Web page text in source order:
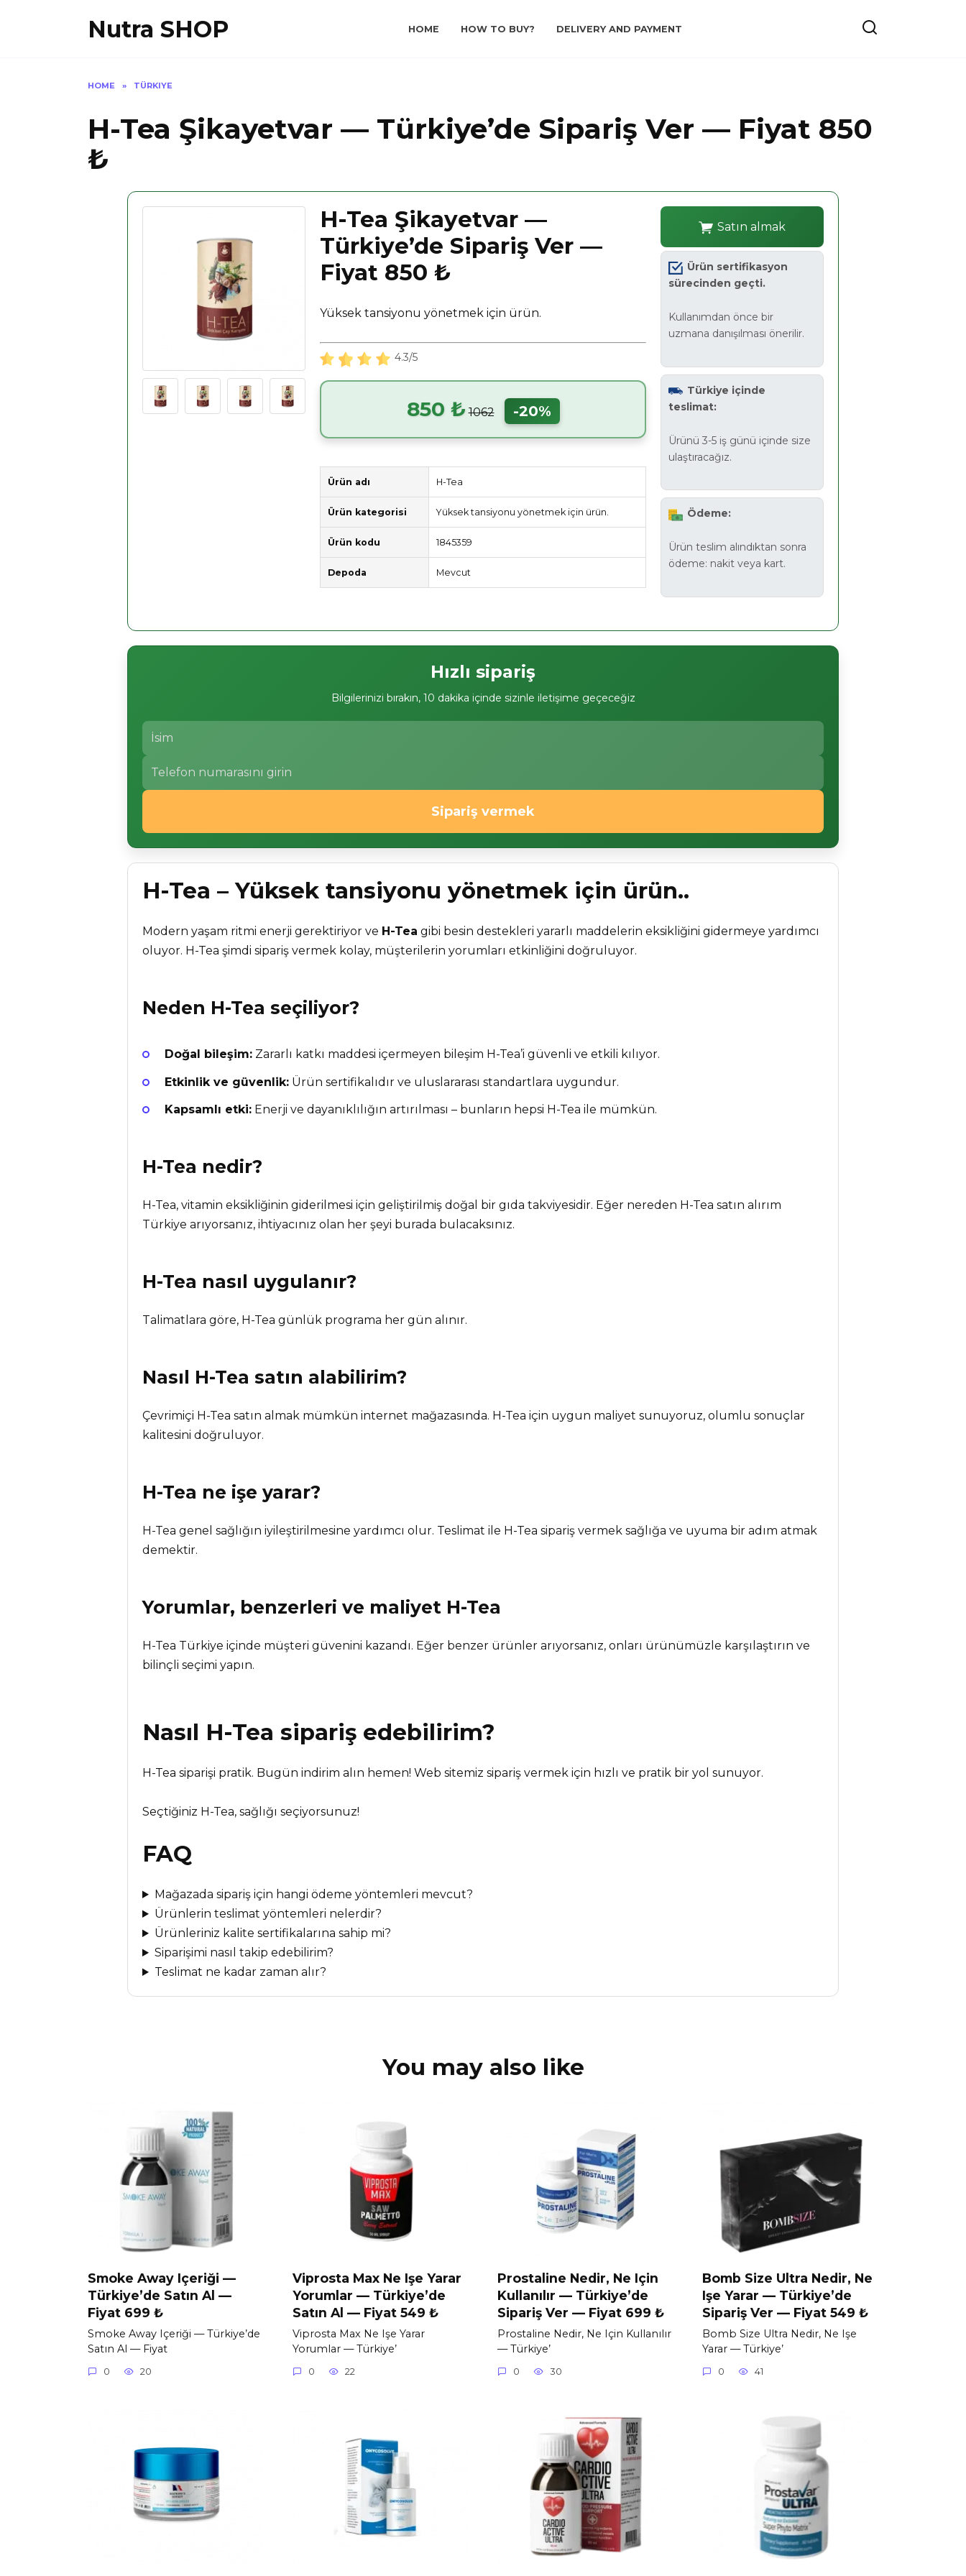
Nutra SHOP HOME HOW TO BUY? DELIVERY AND PAYMENT
HOME » TÜRKIYE
H-Tea Şikayetvar — Türkiye’de Sipariş Ver — Fiyat 850
₺
H-Tea Şikayetvar —
Türkiye’de Sipariş Ver —
Fiyat 850 ₺
Yüksek tansiyonu yönetmek için ürün.
4.3/5
850 ₺ 1062 -20%
Ürün adı H-Tea
Ürün kategorisi Yüksek tansiyonu yönetmek için ürün.
Ürün kodu 1845359
Depoda Mevcut
Satın almak
Ürün sertifikasyon
sürecinden geçti.
Kullanımdan önce bir
uzmana danışılması önerilir.
Türkiye içinde
teslimat:
Ürünü 3-5 iş günü içinde size
ulaştıracağız.
Ödeme:
Ürün teslim alındıktan sonra
ödeme: nakit veya kart.
Hızlı sipariş
Bilgilerinizi bırakın, 10 dakika içinde sizinle iletişime geçeceğiz
Sipariş vermek
H-Tea – Yüksek tansiyonu yönetmek için ürün..
Modern yaşam ritmi enerji gerektiriyor ve H-Tea gibi besin destekleri yararlı maddelerin eksikliğini gidermeye yardımcı
oluyor. H-Tea şimdi sipariş vermek kolay, müşterilerin yorumları etkinliğini doğruluyor.
Neden H-Tea seçiliyor?
Doğal bileşim:Zararlı katkı maddesi içermeyen bileşim H-Tea’i güvenli ve etkili kılıyor.
Etkinlik ve güvenlik:Ürün sertifikalıdır ve uluslararası standartlara uygundur.
Kapsamlı etki:Enerji ve dayanıklılığın artırılması – bunların hepsi H-Tea ile mümkün.
H-Tea nedir?
H-Tea, vitamin eksikliğinin giderilmesi için geliştirilmiş doğal bir gıda takviyesidir. Eğer nereden H-Tea satın alırım
Türkiye arıyorsanız, ihtiyacınız olan her şeyi burada bulacaksınız.
H-Tea nasıl uygulanır?
Talimatlara göre, H-Tea günlük programa her gün alınır.
Nasıl H-Tea satın alabilirim?
Çevrimiçi H-Tea satın almak mümkün internet mağazasında. H-Tea için uygun maliyet sunuyoruz, olumlu sonuçlar
kalitesini doğruluyor.
H-Tea ne işe yarar?
H-Tea genel sağlığın iyileştirilmesine yardımcı olur. Teslimat ile H-Tea sipariş vermek sağlığa ve uyuma bir adım atmak
demektir.
Yorumlar, benzerleri ve maliyet H-Tea
H-Tea Türkiye içinde müşteri güvenini kazandı. Eğer benzer ürünler arıyorsanız, onları ürünümüzle karşılaştırın ve
bilinçli seçimi yapın.
Nasıl H-Tea sipariş edebilirim?
H-Tea siparişi pratik. Bugün indirim alın hemen! Web sitemiz sipariş vermek için hızlı ve pratik bir yol sunuyor.
Seçtiğiniz H-Tea, sağlığı seçiyorsunuz!
FAQ
Mağazada sipariş için hangi ödeme yöntemleri mevcut?
Ürünlerin teslimat yöntemleri nelerdir?
Ürünleriniz kalite sertifikalarına sahip mi?
Siparişimi nasıl takip edebilirim?
Teslimat ne kadar zaman alır?
You may also like
Smoke Away Içeriği —
Türkiye’de Satın Al —
Fiyat 699 ₺
Smoke Away Içeriği — Türkiye’de
Satın Al — Fiyat
0 20
Viprosta Max Ne Işe Yarar
Yorumlar — Türkiye’de
Satın Al — Fiyat 549 ₺
Viprosta Max Ne Işe Yarar
Yorumlar — Türkiye’
0 22
Prostaline Nedir, Ne Için
Kullanılır — Türkiye’de
Sipariş Ver — Fiyat 699 ₺
Prostaline Nedir, Ne Için Kullanılır
— Türkiye’
0 30
Bomb Size Ultra Nedir, Ne
Işe Yarar — Türkiye’de
Sipariş Ver — Fiyat 549 ₺
Bomb Size Ultra Nedir, Ne Işe
Yarar — Türkiye’
0 41